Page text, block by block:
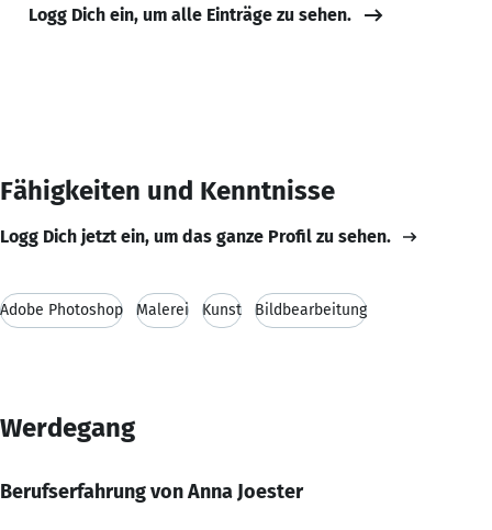
Logg Dich ein, um alle Einträge zu sehen.
Fähigkeiten und Kenntnisse
Logg Dich jetzt ein, um das ganze Profil zu sehen.
Adobe Photoshop Malerei Kunst Bildbearbeitung
Werdegang
Berufserfahrung von Anna Joester